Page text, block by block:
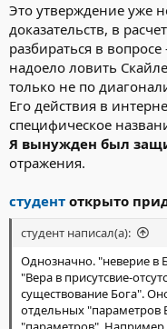
Это утверждение уже
доказательств, в
разбираться в
надоело ловить
только не по
Его действия в
специфическое
Я вынужден был
отражения.
студент открыто
студент написал(а):
Однозначно. "неверие в
"Вера в присутсвие-
существование Бога".
отдельных "параметров